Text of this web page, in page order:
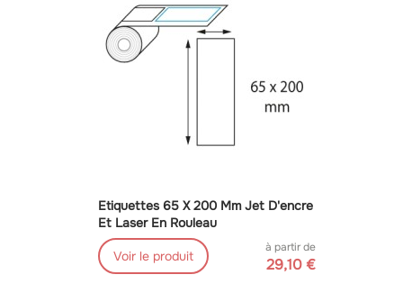
Etiquettes 65 X 200 Mm Jet D'encre
Et Laser En Rouleau
Voir le produit
à partir de
29,10 €